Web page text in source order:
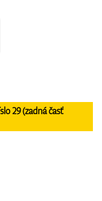
29 (zadná časť